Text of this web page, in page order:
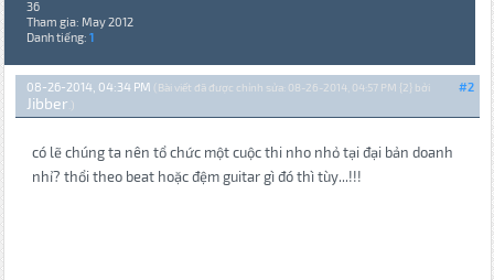
36
Tham gia: May 2012
Danh tiếng: 1
#2
08-26-2014, 04:34 PM (Bài viết đã được chỉnh sửa: 08-26-2014, 04:57 PM {2} bởi
Jibber .)
có lẽ chúng ta nên tổ chức một cuộc thi nho nhỏ tại đại bản doanh
nhỉ? thổi theo beat hoặc đệm guitar gì đó thì tùy...!!!